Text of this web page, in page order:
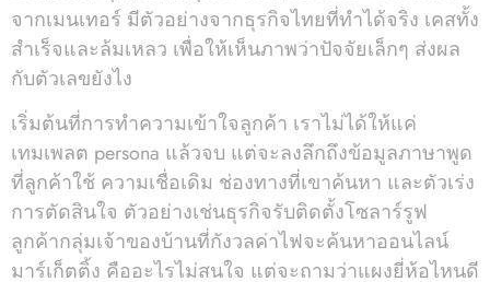
จากเมนเทอร์ มีตัวอย่างจากธุรกิจไทยที่ทำได้จริง เคสทั้ง
สำเร็จและล้มเหลว เพื่อให้เห็นภาพว่าปัจจัยเล็กๆ ส่งผล
กับตัวเลขยังไง
เริ่มต้นที่การทำความเข้าใจลูกค้า เราไม่ได้ให้แค่
เทมเพลต persona แล้วจบ แต่จะลงลึกถึงข้อมูลภาษาพูด
ที่ลูกค้าใช้ ความเชื่อเดิม ช่องทางที่เขาค้นหา และตัวเร่ง
การตัดสินใจ ตัวอย่างเช่นธุรกิจรับติดตั้งโซลาร์รูฟ
ลูกค้ากลุ่มเจ้าของบ้านที่กังวลค่าไฟจะค้นหาออนไลน์
มาร์เก็ตติ้ง คืออะไรไม่สนใจ แต่จะถามว่าแผงยี่ห้อไหนดี